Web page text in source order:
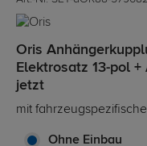
Oris
Elektrosatz 13-pol
jetzt
mit
Ohne Einbau